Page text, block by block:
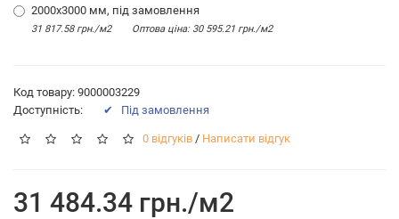
2000х3000 мм, під замовлення
31 817.58 грн./м2 Оптова цiна: 30 595.21 грн./м2
Код товару: 9000003229
Доступність:
✔ Пiд замовлення
0 відгуків / Написати відгук
31 484.34 грн./м2